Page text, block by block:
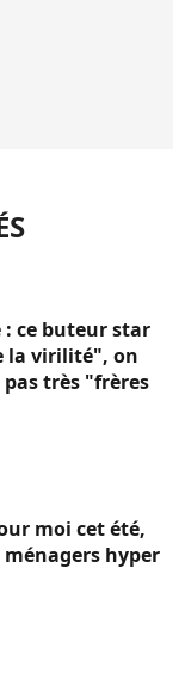
: ce buteur star
la virilité", on
très "frères
moi cet été,
ménagers hyper